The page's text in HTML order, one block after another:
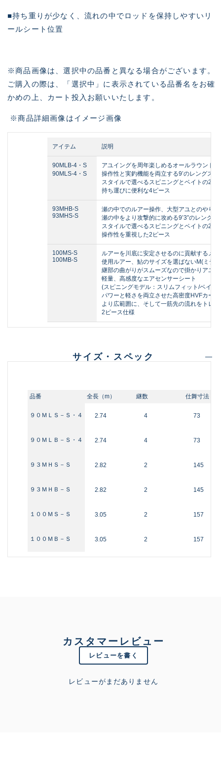
■持ち重りが少なく、流れの中でロッドを保持しやすいリ
ールシート位置
※商品画像は、選択中の品番と異なる場合がございます。
ご購入の際は、「選択中」に表示されている品番名をお確
かめの上、カート投入お願いいたします。
※商品詳細画像はイメージ画像
アイテム 説明
90MLB-4・S
90MLS-4・S
アユイングを周年楽しめるオールラウンド
操作性と実釣機能を両立する9’のレングス
スタイルで選べるスピニングとベイトの2タ
持ち運びに便利な4ピース
93MHB-S
93MHS-S
瀬の中でのルアー操作、大型アユとのやり
瀬の中をより攻撃的に攻める9’3”のレングス
スタイルで選べるスピニングとベイトの2タ
操作性を重視した2ピース
100MS-S
100MB-S
ルアーを川底に安定させるのに貢献するメ
使用ルアー、鮎のサイズを選ばないM(ミデ
継部の曲がりがスムーズなので掛かりアユ
軽量、高感度なエアセンサーシート
(スピニングモデル：スリムフィット/ベイ
パワーと軽さを両立させた高密度HVFカー
より広範囲に、そして一筋先の流れをトレ
2ピース仕様
サイズ・スペック
品番 全長（m） 継数 仕舞寸法（
９０ＭＬＳ－Ｓ・４ 2.74 4 73
９０ＭＬＢ－Ｓ・４ 2.74 4 73
９３ＭＨＳ－Ｓ 2.82 2 145
９３ＭＨＢ－Ｓ 2.82 2 145
１００ＭＳ－Ｓ 3.05 2 157
１００ＭＢ－Ｓ 3.05 2 157
カスタマーレビュー
レビューを書く
レビューがまだありません